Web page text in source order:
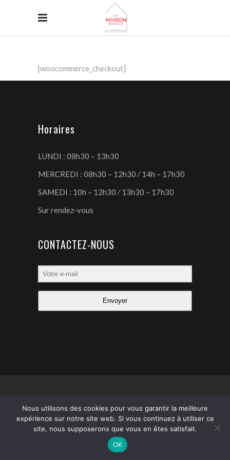
[woocommerce_checkout]
Horaires
LUNDI : 08h30 – 13h30
MERCREDI : 08h30 – 12h30 ⁄ 14h – 17h30
SAMEDI : 10h – 12h30 ⁄ 13h30 – 17h30
Sur rendez-vous
CONTACTEZ-NOUS
Envoyer
Nous utilisons des cookies pour vous garantir la meilleure
expérience sur notre site web. Si vous continuez à utiliser ce
site, nous supposerons que vous en êtes satisfait.
OK